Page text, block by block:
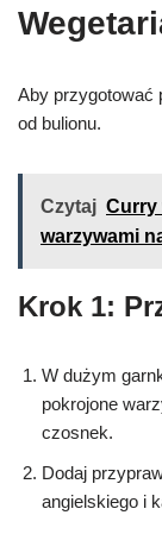
Aby przygotować
od bulionu.
Czytaj Curry
warzywami
Krok 1:
W dużym
pokrojone
czosnek.
Dodaj
angielskiego i